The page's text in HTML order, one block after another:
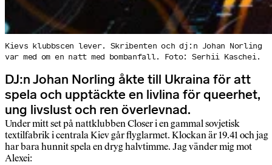
Kievs klubbscen lever. Skribenten och dj:n Johan Norling
var med om en natt med bombanfall. Foto: Serhii Kaschei.
DJ:n Johan Norling åkte till Ukraina för att
spela och upptäckte en livlina för queerhet,
ung livslust och ren överlevnad.
Under mitt set på nattklubben Closer i en gammal sovjetisk
textilfabrik i centrala Kiev går flyglarmet. Klockan är 19.41 och jag
har bara hunnit spela en dryg halvtimme. Jag vänder mig mot
Alexei: